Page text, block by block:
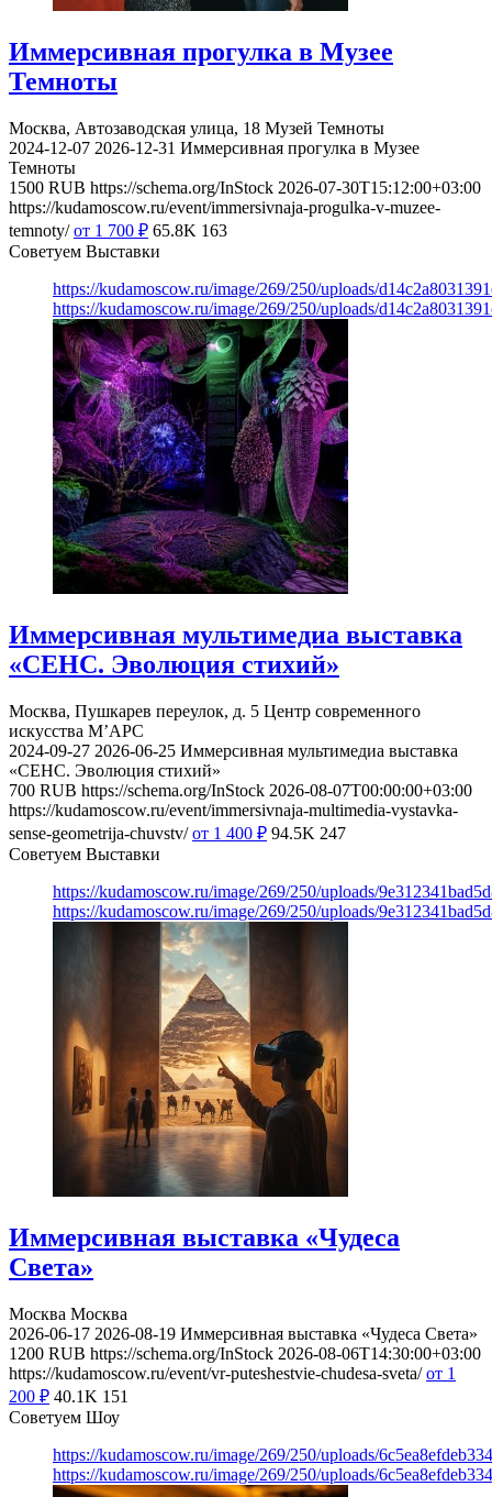
Иммерсивная прогулка в Музее
Темноты
Москва, Автозаводская улица, 18 Музей Темноты
2024-12-07 2026-12-31 Иммерсивная прогулка в Музее
Темноты
1500 RUB https://schema.org/InStock 2026-07-30T15:12:00+03:00
https://kudamoscow.ru/event/immersivnaja-progulka-v-muzee-
temnoty/ от 1 700 ₽ 65.8K 163
Советуем Выставки
https://kudamoscow.ru/image/269/250/uploads/
https://kudamoscow.ru/image/269/250/uploads/
Иммерсивная мультимедиа выставка
«СЕНС. Эволюция стихий»
Москва, Пушкарев переулок, д. 5 Центр современного
искусства М’АРС
2024-09-27 2026-06-25 Иммерсивная мультимедиа выставка
«СЕНС. Эволюция стихий»
700 RUB https://schema.org/InStock 2026-08-07T00:00:00+03:00
https://kudamoscow.ru/event/immersivnaja-multimedia-vystavka-
sense-geometrija-chuvstv/ от 1 400 ₽ 94.5K 247
Советуем Выставки
https://kudamoscow.ru/image/269/250/uploads/
https://kudamoscow.ru/image/269/250/uploads/
Иммерсивная выставка «Чудеса
Света»
Москва Москва
2026-06-17 2026-08-19 Иммерсивная выставка «Чудеса Света»
1200 RUB https://schema.org/InStock 2026-08-06T14:30:00+03:00
https://kudamoscow.ru/event/vr-puteshestvie-chudesa-sveta/ от 1
200 ₽ 40.1K 151
Советуем Шоу
https://kudamoscow.ru/image/269/250/uploads/
https://kudamoscow.ru/image/269/250/uploads/